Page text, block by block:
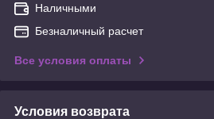
Наличными
Безналичный расчет
Все условия оплаты
Условия возврата